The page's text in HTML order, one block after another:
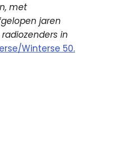
met
jaren
in
Winterse 50.